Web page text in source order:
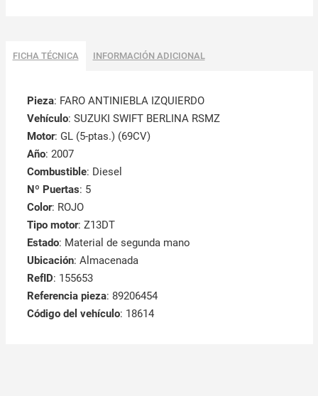
FICHA TÉCNICA INFORMACIÓN ADICIONAL
Pieza: FARO ANTINIEBLA IZQUIERDO
Vehículo: SUZUKI SWIFT BERLINA RSMZ
Motor: GL (5-ptas.) (69CV)
Año: 2007
Combustible: Diesel
Nº Puertas: 5
Color: ROJO
Tipo motor: Z13DT
Estado: Material de segunda mano
Ubicación: Almacenada
RefID: 155653
Referencia pieza: 89206454
Código del vehículo: 18614